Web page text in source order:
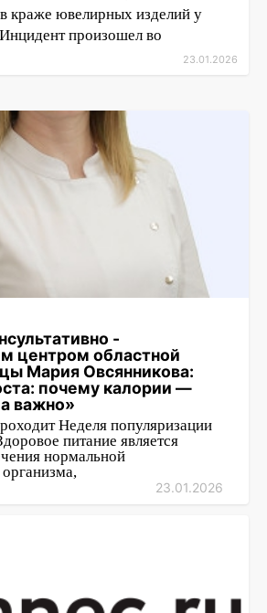
краже ювелирных изделий у
произошел во
23.01.2026
-
центром областной
Мария Овсянникова:
почему калории —
важно»
Неделя популяризации
питание является
нормальной
23.01.2026